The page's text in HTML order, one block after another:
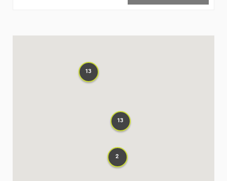
13
13
2
13
13
2